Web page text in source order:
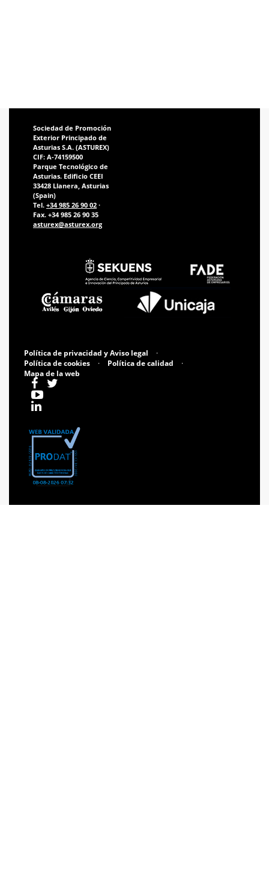
Sociedad de Promoción
Exterior Principado de
Asturias S.A. (ASTUREX)
CIF: A-74159500
Parque Tecnológico de
Asturias. Edificio CEEI
33428 Llanera, Asturias
(Spain)
Tel. +34 985 26 90 02 ·
Fax. +34 985 26 90 35
asturex@asturex.org
Política de privacidad y Aviso legal
·
Política de cookies
· Política de calidad
·
Mapa de la web